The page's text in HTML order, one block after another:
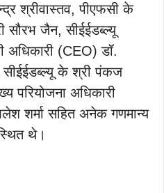
श्रीवास्तव, पीएफसी के
सौरभ जैन, सीईईडब्ल्यू
अधिकारी (CEO) डॉ.
के श्री पंकज
परियोजना अधिकारी
शर्मा सहित अनेक गणमान्य
थे।